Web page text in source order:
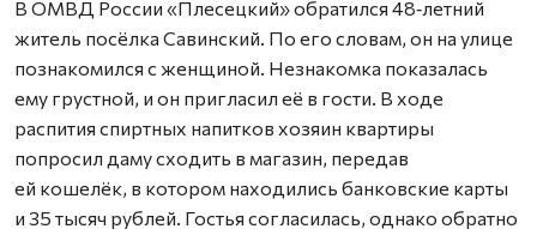
В ОМВД России «Плесецкий» обратился 48‑летний
житель посёлка Савинский. По его словам, он на улице
познакомился с женщиной. Незнакомка показалась
ему грустной, и он пригласил её в гости. В ходе
распития спиртных напитков хозяин квартиры
попросил даму сходить в магазин, передав
ей кошелёк, в котором находились банковские карты
и 35 тысяч рублей. Гостья согласилась, однако обратно